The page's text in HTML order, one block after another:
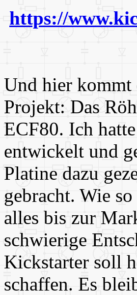
https://
Und hier kommt
Projekt: Das
ECF80. Ich
entwickelt und
Platine dazu
gebracht. Wie
alles bis zur
schwierige
Kickstarter soll
schaffen. Es